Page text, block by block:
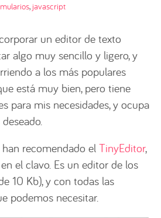
, javascript
un editor de texto
algo muy sencillo y ligero, y
a los más populares
está muy bien, pero tiene
para mis necesidades, y ocupa
recomendado el TinyEditor,
el clavo. Es un editor de los
10 Kb), y con todas las
podemos necesitar.